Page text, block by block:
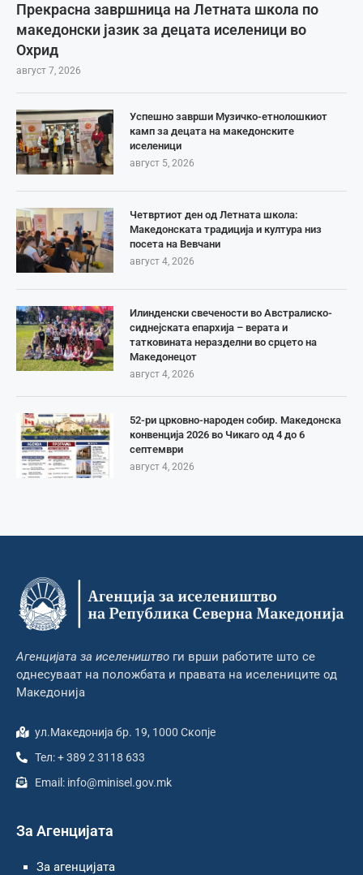
Прекрасна завршница на Летната школа по
македонски јазик за децата иселеници во
Охрид
август 7, 2026
Успешно заврши Музичко-етнолошкиот
камп за децата на македонските
иселеници
август 5, 2026
Четвртиот ден од Летната школа:
Македонската традиција и култура низ
посета на Вевчани
август 4, 2026
Илинденски свечености во Австралиско-
сиднејската епархија – верата и
татковината неразделни во срцето на
Македонецот
август 4, 2026
52-ри црковно-народен собир. Македонска
конвенција 2026 во Чикаго од 4 до 6
септември
август 4, 2026
Агенцијата за иселеништво ги врши работите што се
однесуваат на положбата и правата на иселениците од
Македонија
ул.Македонија бр. 19, 1000 Скопје
Тел: + 389 2 3118 633
Email: info@minisel.gov.mk
За Агенцијата
За агенцијата